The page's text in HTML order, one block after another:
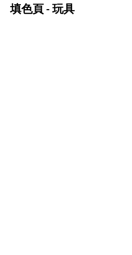
填色頁 - 玩具